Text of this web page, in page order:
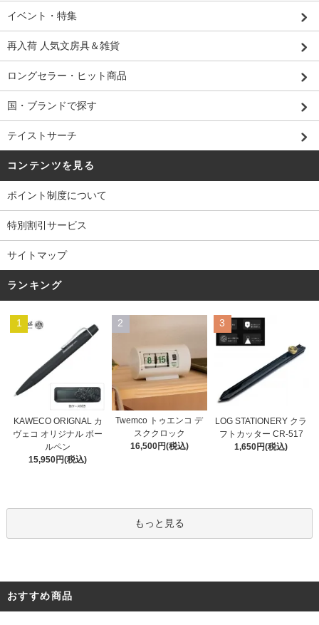
イベント・特集
再入荷 人気文房具＆雑貨
ロングセラー・ヒット商品
国・ブランドで探す
テイストサーチ
コンテンツを見る
ポイント制度について
特別割引サービス
サイトマップ
ランキング
1
KAWECO ORIGNAL カ
ヴェコ オリジナル ボー
ルペン
15,950円(税込)
2
Twemco トゥエンコ デ
スククロック
16,500円(税込)
3
LOG STATIONERY クラ
フトカッター CR-517
1,650円(税込)
もっと見る
おすすめ商品